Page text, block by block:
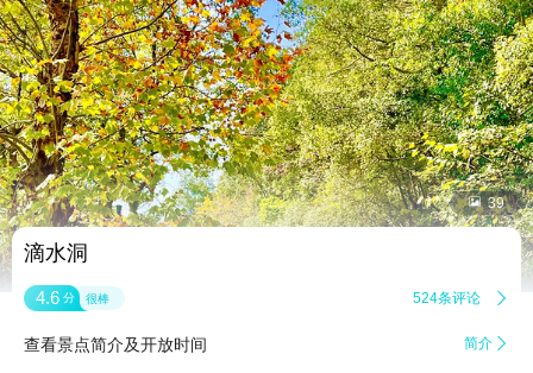
 39
滴水洞
4.6 分 很棒 524条评论 
查看景点简介及开放时间 简介 
